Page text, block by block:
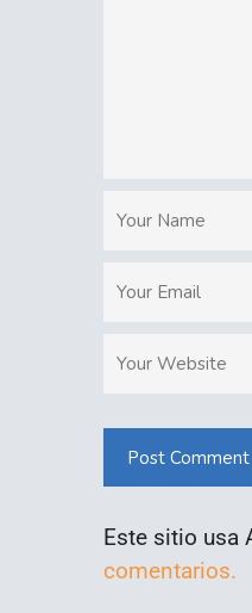
Post Comment
Este sitio usa
comentarios.